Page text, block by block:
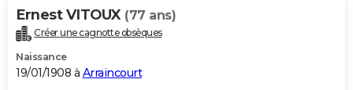
Ernest VITOUX (77 ans)
Créer une cagnotte obsèques
Naissance
19/01/1908 à Arraincourt